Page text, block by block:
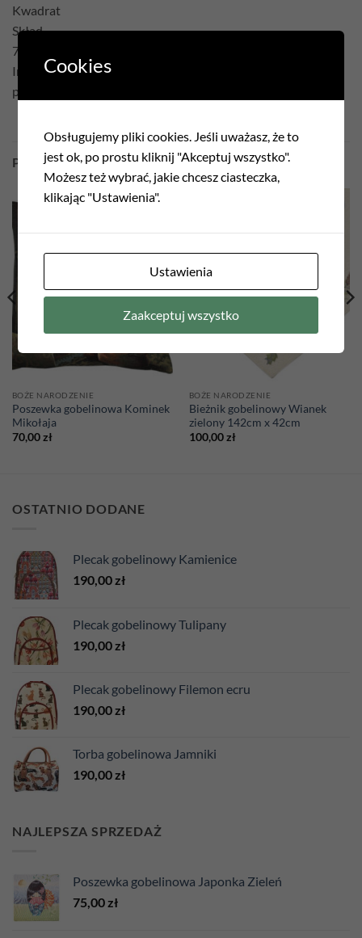
Kwadrat
Skład
75% Poliester 22% Bawełna 3% Akryl
Inne
poszewka dwustronna
PODOBNE PRODUKTY
BOŻE NARODZENIE
Poszewka gobelinowa Kominek
Mikołaja
70,00zł
BOŻE NARODZENIE
Bieżnik gobelinowy Wianek
zielony 142cm x 42cm
100,00zł
OSTATNIO DODANE
Plecak gobelinowy Kamienice
190,00 zł
Plecak gobelinowy Tulipany
190,00 zł
Plecak gobelinowy Filemon ecru
190,00 zł
Torba gobelinowa Jamniki
190,00 zł
NAJLEPSZA SPRZEDAŻ
Poszewka gobelinowa Japonka Zieleń
75,00 zł
Cookies
Obsługujemy pliki cookies. Jeśli uważasz, że to
jest ok, po prostu kliknij "Akceptuj wszystko".
Możesz też wybrać, jakie chcesz ciasteczka,
klikając "Ustawienia".
Ustawienia
Zaakceptuj wszystko